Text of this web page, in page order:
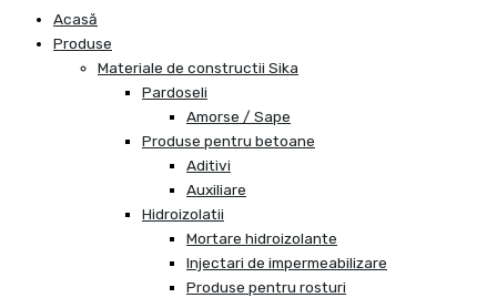
Acasă
Produse
Materiale de constructii Sika
Pardoseli
Amorse / Sape
Produse pentru betoane
Aditivi
Auxiliare
Hidroizolatii
Mortare hidroizolante
Injectari de impermeabilizare
Produse pentru rosturi